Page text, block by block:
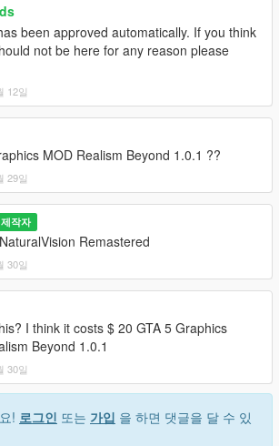
been approved automatically. If you think
not be here for any reason please
12일
MOD Realism Beyond 1.0.1 ??
29일
제작자
NaturalVision Remastered
30일
I think it costs $ 20 GTA 5 Graphics
Beyond 1.0.1
30일
! 로그인 또는 가입 을 하면 댓글을 달 수 있